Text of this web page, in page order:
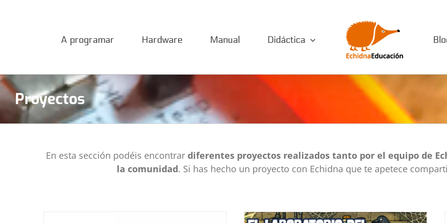
A programar Hardware Manual Didáctica
Proyectos
En esta sección podéis encontrar diferentes proyectos realizados tanto por el equipo de
la comunidad. Si has hecho un proyecto con Echidna que te apetece
Rotógrafo
El Laboratorio del Dr. Frankestein
Didáctica Proyectos